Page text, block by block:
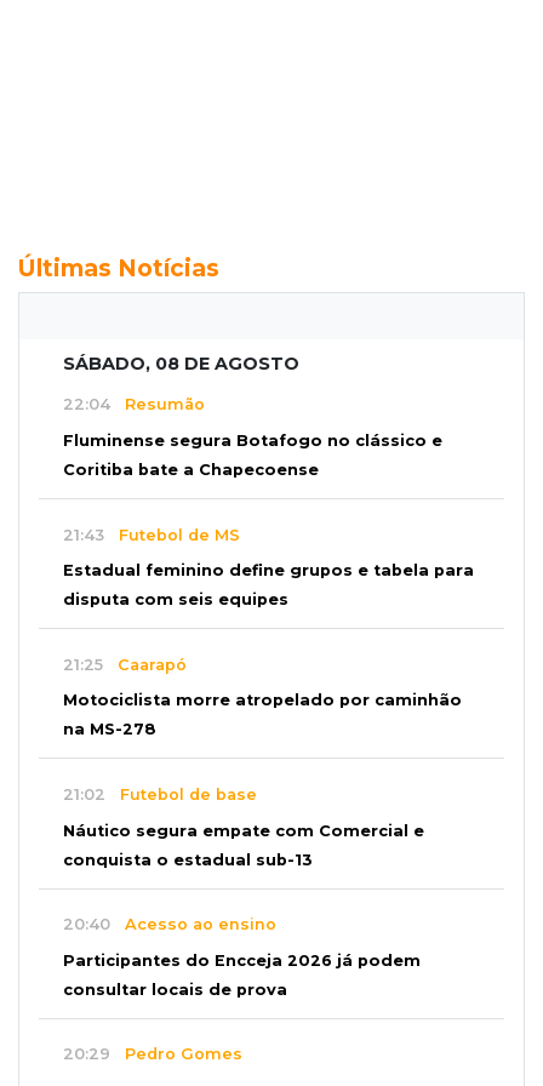
Últimas Notícias
SÁBADO, 08 DE AGOSTO
22:04 Resumão
Fluminense segura Botafogo no clássico e
Coritiba bate a Chapecoense
21:43 Futebol de MS
Estadual feminino define grupos e tabela para
disputa com seis equipes
21:25 Caarapó
Motociclista morre atropelado por caminhão
na MS-278
21:02 Futebol de base
Náutico segura empate com Comercial e
conquista o estadual sub-13
20:40 Acesso ao ensino
Participantes do Encceja 2026 já podem
consultar locais de prova
20:29 Pedro Gomes